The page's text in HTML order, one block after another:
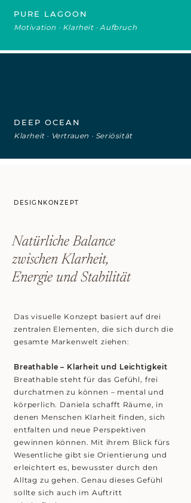
PURE LAGOON
Motivation · Klarheit · Aufbruch
DEEP OCEAN
Klarheit · Vertrauen · Seriösität
DESIGNKONZEPT
Natürliche Balance
zwischen Klarheit,
Energie und Stabilität
Das visuelle Konzept basiert auf drei
zentralen Elementen, die sich durch die
gesamte Markenwelt ziehen:
Breathable – Klarheit und Leichtigkeit
Breathable steht für das Gefühl, frei
durchatmen zu können – mental und
körperlich. Daniela schafft Räume, in
denen Menschen Klarheit finden, sich
entfalten und neue Perspektiven
gewinnen können. Mit ihrem Blick fürs
Wesentliche gibt sie Orientierung und
erleichtert es, bewusster durch den
Alltag zu gehen. Genau dieses Gefühl
sollte sich auch im Auftritt